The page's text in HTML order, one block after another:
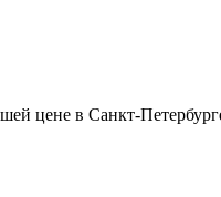
цене в Санкт-